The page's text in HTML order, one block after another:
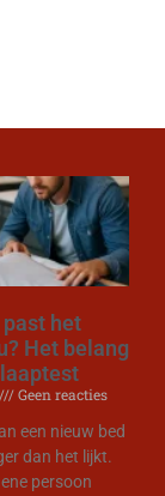
het
Het belang
Geen reacties
een nieuw bed
dan het lijkt.
persoon